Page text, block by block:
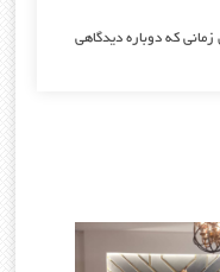
که دوباره دیدگاهی